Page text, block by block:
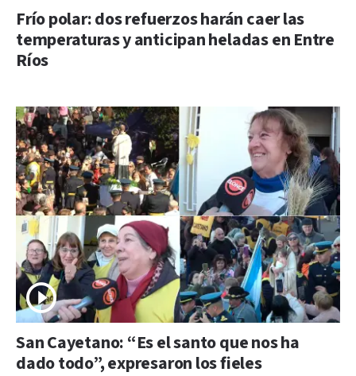
Frío polar: dos refuerzos harán caer las
temperaturas y anticipan heladas en Entre
Ríos
San Cayetano: “Es el santo que nos ha
dado todo”, expresaron los fieles